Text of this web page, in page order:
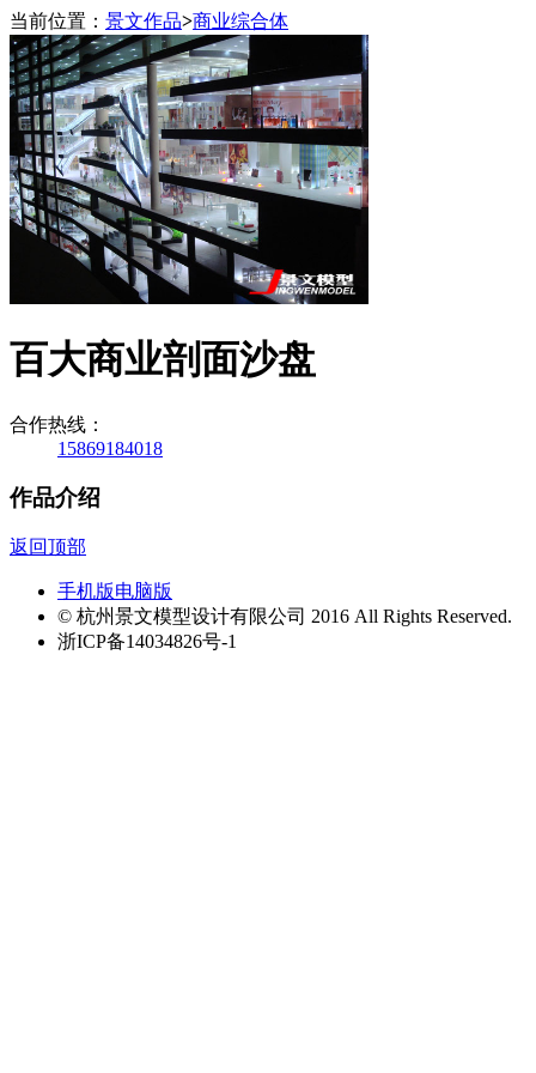
当前位置： 景文作品>商业综合体
百大商业剖面沙盘
合作热线：
15869184018
作品介绍
返回顶部
手机版电脑版
© 杭州景文模型设计有限公司 2016 All Rights Reserved.
浙ICP备14034826号-1